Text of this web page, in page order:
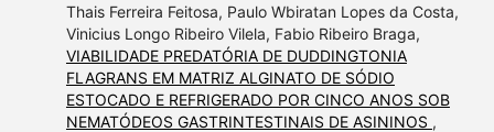
Thais Ferreira Feitosa, Paulo Wbiratan Lopes da Costa,
Vinicius Longo Ribeiro Vilela, Fabio Ribeiro Braga,
VIABILIDADE PREDATÓRIA DE DUDDINGTONIA
FLAGRANS EM MATRIZ ALGINATO DE SÓDIO
ESTOCADO E REFRIGERADO POR CINCO ANOS SOB
NEMATÓDEOS GASTRINTESTINAIS DE ASININOS ,